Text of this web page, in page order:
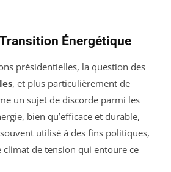
Énergétique
présidentielles, la question des
, et plus particulièrement de
un sujet de discorde parmi les
bien qu’efficace et durable,
utilisé à des fins politiques,
de tension qui entoure ce